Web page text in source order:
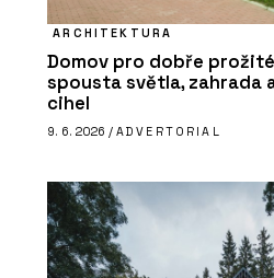
ARCHITEKTURA
Domov pro dobře
spousta světla, zahrada
cihel
9. 6. 2026 / ADVERTORIAL